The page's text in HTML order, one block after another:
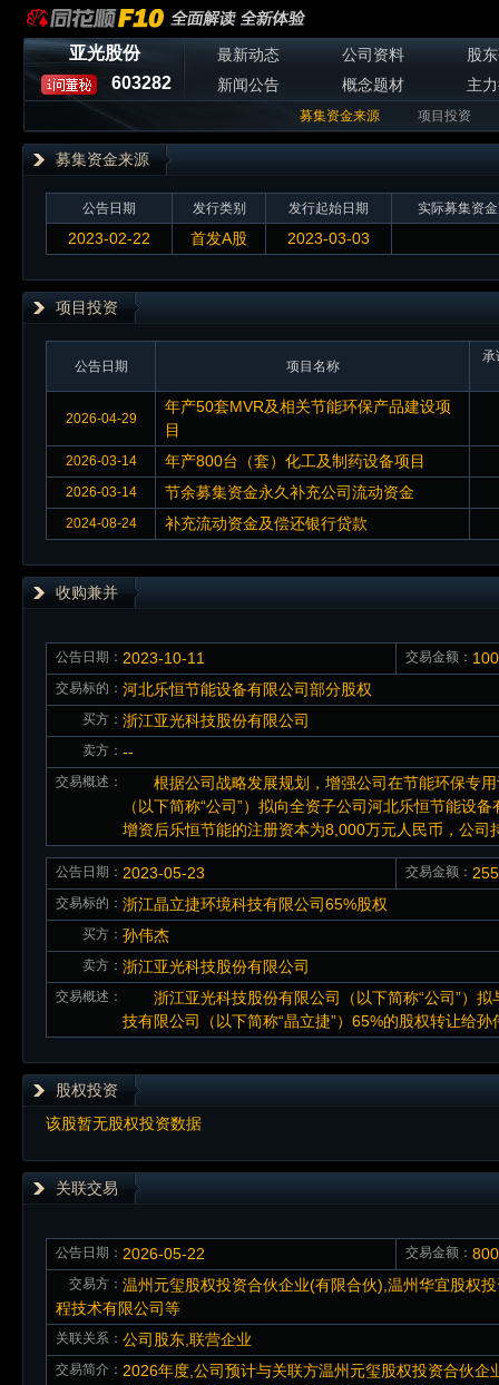
亚光股份
603282
最新动态 公司资料
股
新闻公告
概念题材 主
募集资金来源 项目投资
募集资金来源
公告日期 发行类别 发行起始日期 实际募集资
2023-02-22 首发A股 2023-03-03
项目投资
公告日期 项目名称
承
2026-04-29
年产50套MVR及相关节能环保产品建设项
目
2026-03-14 年产800台（套）化工及制药设备项目
2026-03-14 节余募集资金永久补充公司流动资金
2024-08-24 补充流动资金及偿还银行贷款
收购兼并
公告日期： 2023-10-11 交易金额：
交易标的： 河北乐恒节能设备有限公司部分股权
买方： 浙江亚光科技股份有限公司
卖方： --
交易概述：
根据公司战略发展规划，增强公司在节能环保专用
（以下简称“公司”）拟向全资子公司河北乐恒节能设
增资后乐恒节能的注册资本为8,000万元人民币，公司
公告日期： 2023-05-23 交易金额：
交易标的： 浙江晶立捷环境科技有限公司65%股权
买方： 孙伟杰
卖方： 浙江亚光科技股份有限公司
交易概述：
浙江亚光科技股份有限公司（以下简称“公司”）拟
技有限公司（以下简称“晶立捷”）65%的股权转让给
股权投资
该股暂无股权投资数据
关联交易
公告日期： 2026-05-22 交易金额：
交易方： 温州元玺股权投资合伙企业(有限合伙),温州华宜股权
程技术有限公司等
关联关系： 公司股东,联营企业
交易简介： 2026年度,公司预计与关联方温州元玺股权投资合伙